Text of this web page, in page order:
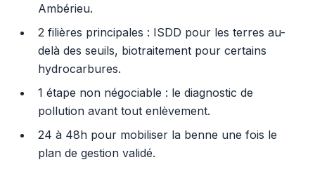
Ambérieu.
2 filières principales : ISDD pour les terres au-
delà des seuils, biotraitement pour certains
hydrocarbures.
1 étape non négociable : le diagnostic de
pollution avant tout enlèvement.
24 à 48h pour mobiliser la benne une fois le
plan de gestion validé.